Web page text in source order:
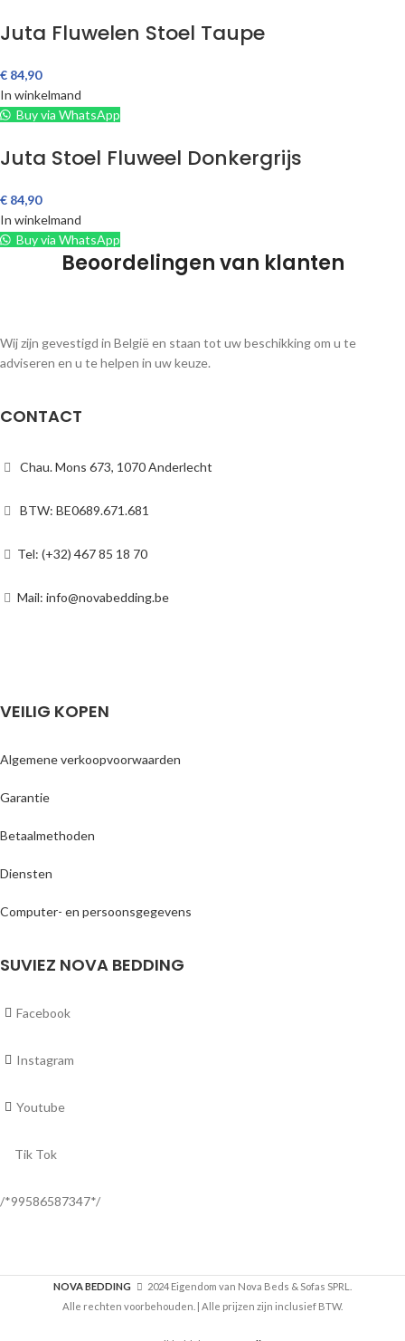
Juta Fluwelen Stoel Taupe
€ 84,90
In winkelmand
Buy via WhatsApp
Juta Stoel Fluweel Donkergrijs
€ 84,90
In winkelmand
Buy via WhatsApp
Beoordelingen van klanten
Wij zijn gevestigd in België en staan tot uw beschikking om u te
adviseren en u te helpen in uw keuze.
CONTACT
Chau. Mons 673, 1070 Anderlecht
BTW: BE0689.671.681
Tel: (+32) 467 85 18 70
Mail: info@novabedding.be
VEILIG KOPEN
Algemene verkoopvoorwaarden
Garantie
Betaalmethoden
Diensten
Computer- en persoonsgegevens
SUVIEZ NOVA BEDDING
Facebook
Instagram
Youtube
Tik Tok
/*99586587347*/
NOVA BEDDING
2024 Eigendom van Nova Beds & Sofas SPRL.
Alle rechten voorbehouden. | Alle prijzen zijn inclusief BTW.